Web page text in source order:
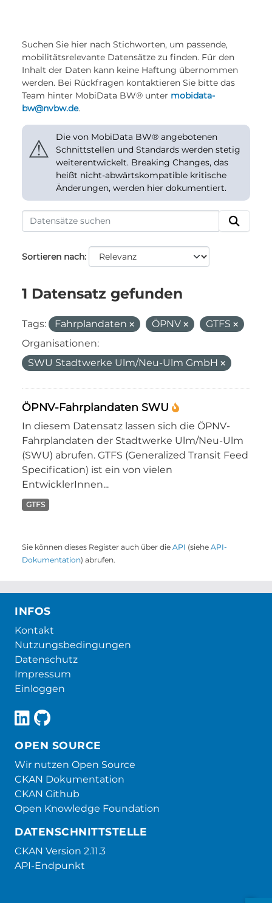
Suchen Sie hier nach Stichworten, um passende,
mobilitätsrelevante Datensätze zu finden. Für den
Inhalt der Daten kann keine Haftung übernommen
werden. Bei Rückfragen kontaktieren Sie bitte das
Team hinter MobiData BW® unter mobidata-
bw@nvbw.de.
⚠
Die von MobiData BW® angebotenen
Schnittstellen und Standards werden stetig
weiterentwickelt. Breaking Changes, das
heißt nicht-abwärtskompatible kritische
Änderungen, werden hier dokumentiert.
Sortieren nach
1 Datensatz gefunden
Tags: Fahrplandaten ÖPNV
GTFS
Organisationen:
SWU Stadtwerke Ulm/Neu-Ulm GmbH
ÖPNV-Fahrplandaten SWU
In diesem Datensatz lassen sich die ÖPNV-
Fahrplandaten der Stadtwerke Ulm/Neu-Ulm
(SWU) abrufen. GTFS (Generalized Transit Feed
Specification) ist ein von vielen
EntwicklerInnen...
GTFS
Sie können dieses Register auch über die API (siehe API-
Dokumentation) abrufen.
INFOS
Kontakt
Nutzungsbedingungen
Datenschutz
Impressum
Einloggen
OPEN SOURCE
Wir nutzen Open Source
CKAN Dokumentation
CKAN Github
Open Knowledge Foundation
DATENSCHNITTSTELLE
CKAN Version 2.11.3
API-Endpunkt